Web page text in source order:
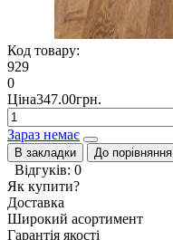
Код товару:
929
0
Ціна347.00грн.
Зараз немає
В закладки До порівняння
Відгуків: 0
Як купити?
Доставка
Широкий асортимент
Гарантія якості